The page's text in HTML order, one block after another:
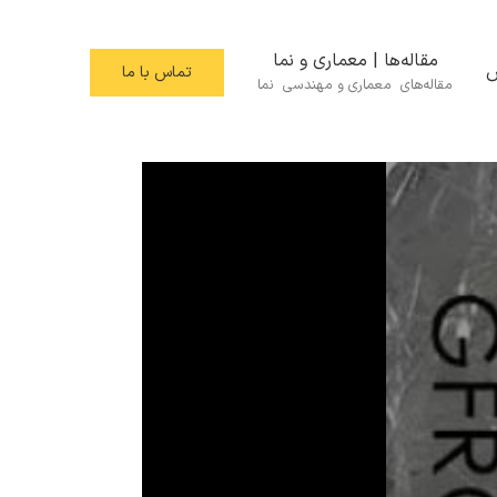
مقاله‌ها | معماری و نما
مقاله‌های معماری و مهندسی نما
تماس با ما